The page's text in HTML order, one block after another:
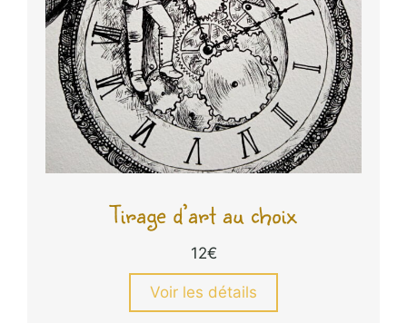
Tirage d’art au choix
12€
Voir les détails